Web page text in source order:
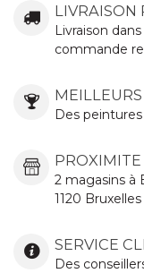
LIVRAISON
Livraison
commande
Des
PROXIMITE
2 magasins à
1120
SERVICE
Des